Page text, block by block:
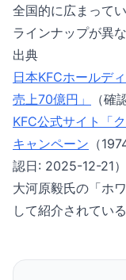
全国的に広まって
ラインナップが異
出典
日本KFCホールデ
売上70億円」
（確
KFC公式サイト「
キャンペーン （
認日: 2025-12-21）
大河原毅氏の「ホ
して紹介されてい